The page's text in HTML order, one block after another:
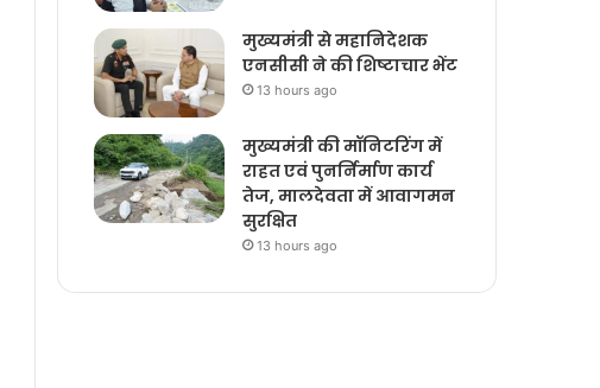
मुख्यमंत्री से महानिदेशक
एनसीसी ने की शिष्टाचार भेंट
13 hours ago
मुख्यमंत्री की मॉनिटरिंग में
राहत एवं पुनर्निर्माण कार्य
तेज, मालदेवता में आवागमन
सुरक्षित
13 hours ago